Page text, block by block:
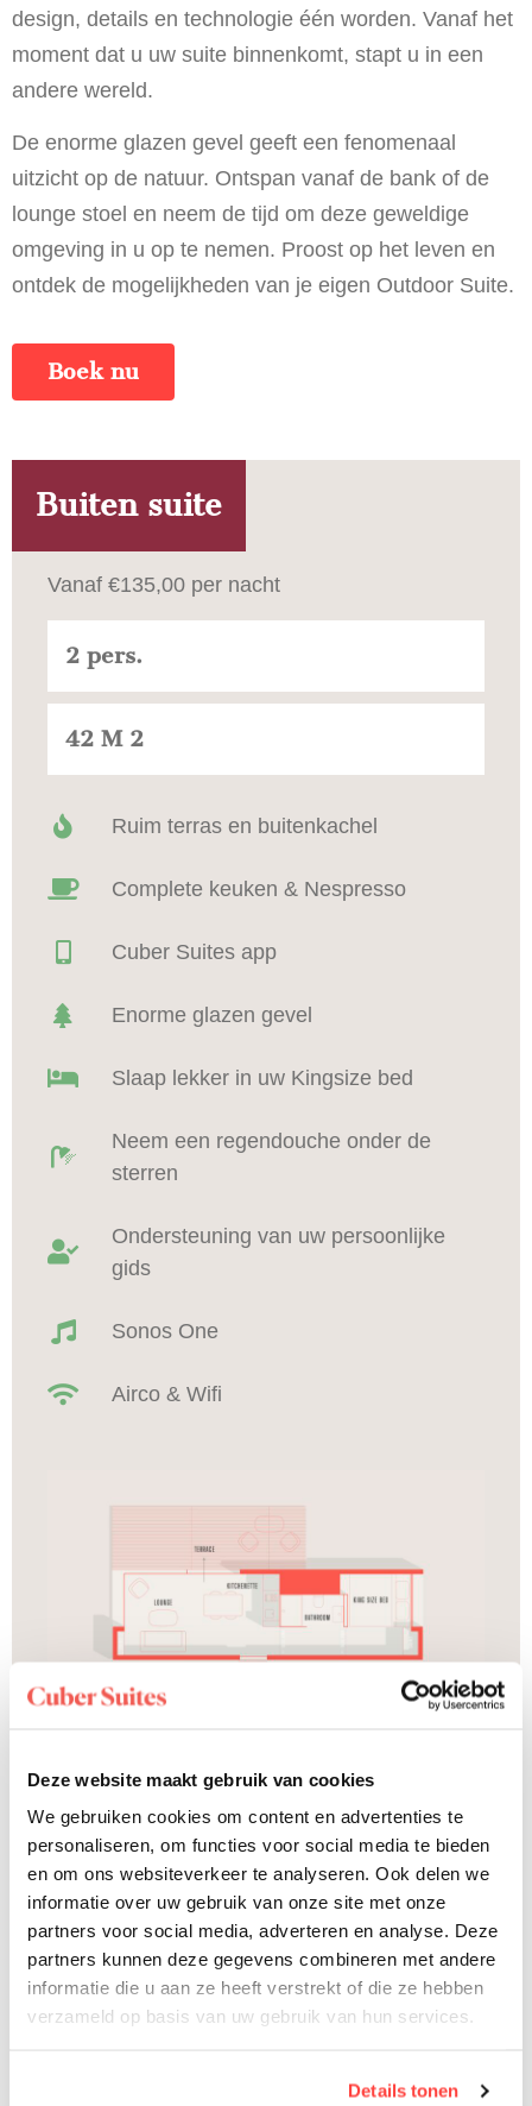
Deze website maakt gebruik van cookies
We gebruiken cookies om content en advertenties te
personaliseren, om functies voor social media te bieden
en om ons websiteverkeer te analyseren. Ook delen we
informatie over uw gebruik van onze site met onze
partners voor social media, adverteren en analyse. Deze
partners kunnen deze gegevens combineren met andere
informatie die u aan ze heeft verstrekt of die ze hebben
verzameld op basis van uw gebruik van hun services.
Details tonen
design, details en technologie één worden. Vanaf het
moment dat u uw suite binnenkomt, stapt u in een
andere wereld.
De enorme glazen gevel geeft een fenomenaal
uitzicht op de natuur. Ontspan vanaf de bank of de
lounge stoel en neem de tijd om deze geweldige
omgeving in u op te nemen. Proost op het leven en
ontdek de mogelijkheden van je eigen Outdoor Suite.
Boek nu
Vanaf €135,00 per nacht
2 pers.
42 M 2
Ruim terras en buitenkachel
Complete keuken & Nespresso
Cuber Suites app
Enorme glazen gevel
Slaap lekker in uw Kingsize bed
Neem een regendouche onder de
sterren
Ondersteuning van uw persoonlijke
gids
Sonos One
Airco & Wifi
Buiten suite